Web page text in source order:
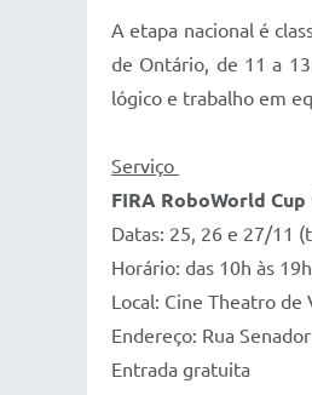
A etapa nacional é
de Ontário, de 11 a
lógico e trabalho em
Serviço
FIRA RoboWorld
Datas: 25, 26 e 27/11
Horário: das 10h às 19h
Local: Cine Theatro de
Endereço: Rua
Entrada gratuita